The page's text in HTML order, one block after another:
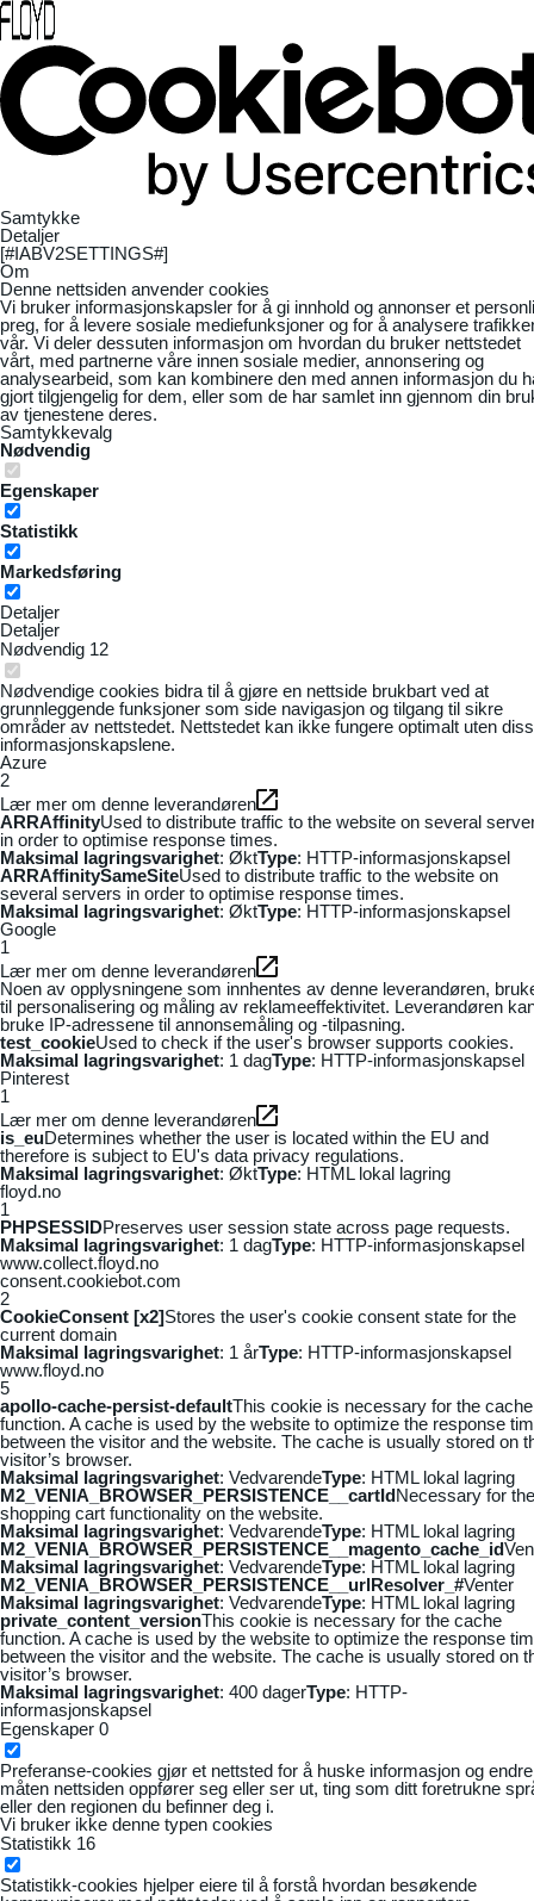
Samtykke
Detaljer
[#IABV2SETTINGS#]
Om
Denne nettsiden anvender cookies
Vi bruker informasjonskapsler for å gi innhold og annonser et
preg, for å levere sosiale mediefunksjoner og for å analysere
vår. Vi deler dessuten informasjon om hvordan du bruker nettstedet
vårt, med partnerne våre innen sosiale medier, annonsering og
analysearbeid, som kan kombinere den med annen informasjon du
gjort tilgjengelig for dem, eller som de har samlet inn gjennom din
av tjenestene deres.
Samtykkevalg
Nødvendig
Egenskaper
Statistikk
Markedsføring
Detaljer
Detaljer
Nødvendig 12
Nødvendige cookies bidra til å gjøre en nettside brukbart ved at
grunnleggende funksjoner som side navigasjon og tilgang til sikre
områder av nettstedet. Nettstedet kan ikke fungere optimalt uten
informasjonskapslene.
Azure
2
Lær mer om denne leverandøren
ARRAffinityUsed to distribute traffic to the website on several
in order to optimise response times.
Maksimal lagringsvarighet: ØktType: HTTP-informasjonskapsel
ARRAffinitySameSiteUsed to distribute traffic to the website on
several servers in order to optimise response times.
Maksimal lagringsvarighet: ØktType: HTTP-informasjonskapsel
Google
1
Lær mer om denne leverandøren
Noen av opplysningene som innhentes av denne leverandøren,
til personalisering og måling av reklameeffektivitet. Leverandøren
bruke IP-adressene til annonsemåling og -tilpasning.
test_cookieUsed to check if the user's browser supports cookies.
Maksimal lagringsvarighet: 1 dagType: HTTP-informasjonskapsel
Pinterest
1
Lær mer om denne leverandøren
is_euDetermines whether the user is located within the EU and
therefore is subject to EU's data privacy regulations.
Maksimal lagringsvarighet: ØktType: HTML lokal lagring
floyd.no
1
PHPSESSIDPreserves user session state across page requests.
Maksimal lagringsvarighet: 1 dagType: HTTP-informasjonskapsel
www.collect.floyd.no
consent.cookiebot.com
2
CookieConsent [x2]Stores the user's cookie consent state for the
current domain
Maksimal lagringsvarighet: 1 årType: HTTP-informasjonskapsel
www.floyd.no
5
apollo-cache-persist-defaultThis cookie is necessary for the cache
function. A cache is used by the website to optimize the response
between the visitor and the website. The cache is usually stored on
visitor’s browser.
Maksimal lagringsvarighet: VedvarendeType: HTML lokal lagring
M2_VENIA_BROWSER_PERSISTENCE__cartIdNecessary for the
shopping cart functionality on the website.
Maksimal lagringsvarighet: VedvarendeType: HTML lokal lagring
M2_VENIA_BROWSER_PERSISTENCE__magento_cache_id
Maksimal lagringsvarighet: VedvarendeType: HTML lokal lagring
M2_VENIA_BROWSER_PERSISTENCE__urlResolver_#Venter
Maksimal lagringsvarighet: VedvarendeType: HTML lokal lagring
private_content_versionThis cookie is necessary for the cache
function. A cache is used by the website to optimize the response
between the visitor and the website. The cache is usually stored on
visitor’s browser.
Maksimal lagringsvarighet: 400 dagerType: HTTP-
informasjonskapsel
Egenskaper 0
Preferanse-cookies gjør et nettsted for å huske informasjon og
måten nettsiden oppfører seg eller ser ut, ting som ditt foretrukne
eller den regionen du befinner deg i.
Vi bruker ikke denne typen cookies
Statistikk 16
Statistikk-cookies hjelper eiere til å forstå hvordan besøkende